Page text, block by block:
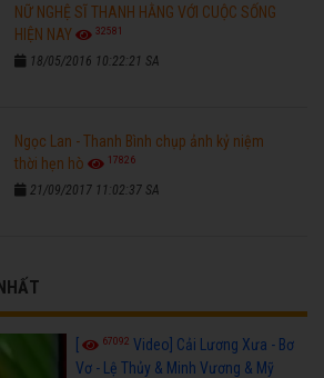
NỮ NGHỆ SĨ THANH HẰNG VỚI CUỘC SỐNG
HIỆN NAY
32581
18/05/2016 10:22:21 SA
Ngọc Lan - Thanh Bình chụp ảnh kỷ niệm
thời hẹn hò
17826
21/09/2017 11:02:37 SA
[ 67092 Video] Cải Lương Xưa - Bơ
Vơ - Lệ Thủy & Minh Vương & Mỹ